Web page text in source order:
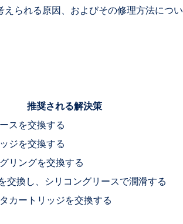
られる原因、およびその修理方法につい
推奨される解決策
スを交換する
ジを交換する
リングを交換する
交換し、シリコングリースで潤滑する
カートリッジを交換する